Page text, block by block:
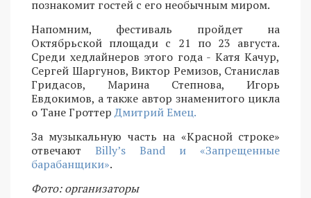
познакомит гостей с его необычным миром.
Напомним, фестиваль пройдет на
Октябрьской площади с 21 по 23 августа.
Среди хедлайнеров этого года - Катя Качур,
Сергей Шаргунов, Виктор Ремизов, Станислав
Гридасов, Марина Степнова, Игорь
Евдокимов, а также автор знаменитого цикла
о Тане ГроттерДмитрий Емец.
За музыкальную часть на «Красной строке»
отвечают Billy’s Band и «Запрещенные
барабанщики».
Фото: организаторы